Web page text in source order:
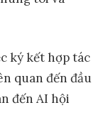
ký kết hợp tác
quan đến đầu
đến AI hội